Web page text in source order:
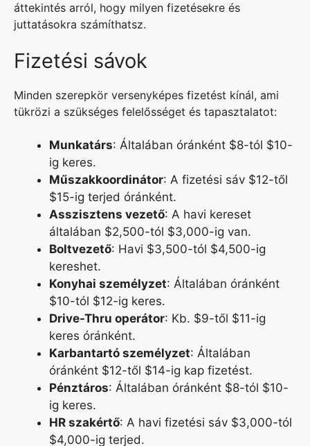
áttekintés arról, hogy milyen fizetésekre és
juttatásokra számíthatsz.
Fizetési sávok
Minden szerepkör versenyképes fizetést kínál, ami
tükrözi a szükséges felelősséget és tapasztalatot:
Munkatárs: Általában óránként $8-tól $10-
ig keres.
Műszakkoordinátor: A fizetési sáv $12-től
$15-ig terjed óránként.
Asszisztens vezető: A havi kereset
általában $2,500-tól $3,000-ig van.
Boltvezető: Havi $3,500-tól $4,500-ig
kereshet.
Konyhai személyzet: Általában óránként
$10-tól $12-ig keres.
Drive-Thru operátor: Kb. $9-től $11-ig
keres óránként.
Karbantartó személyzet: Általában
óránként $12-től $14-ig kap fizetést.
Pénztáros: Általában óránként $8-tól $10-
ig keres.
HR szakértő: A havi fizetési sáv $3,000-tól
$4,000-ig terjed.